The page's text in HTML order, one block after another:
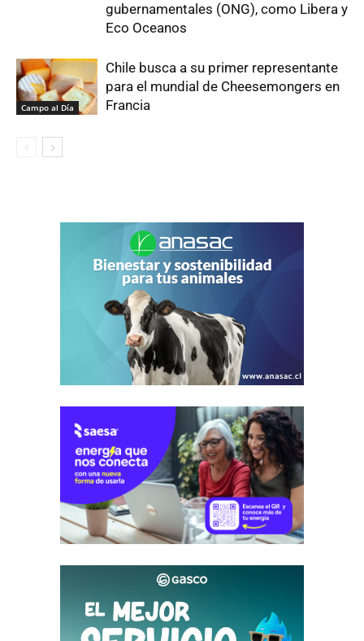
gubernamentales (ONG), como Libera y
Eco Oceanos
Campo al Día
Chile busca a su primer representante
para el mundial de Cheesemongers en
Francia